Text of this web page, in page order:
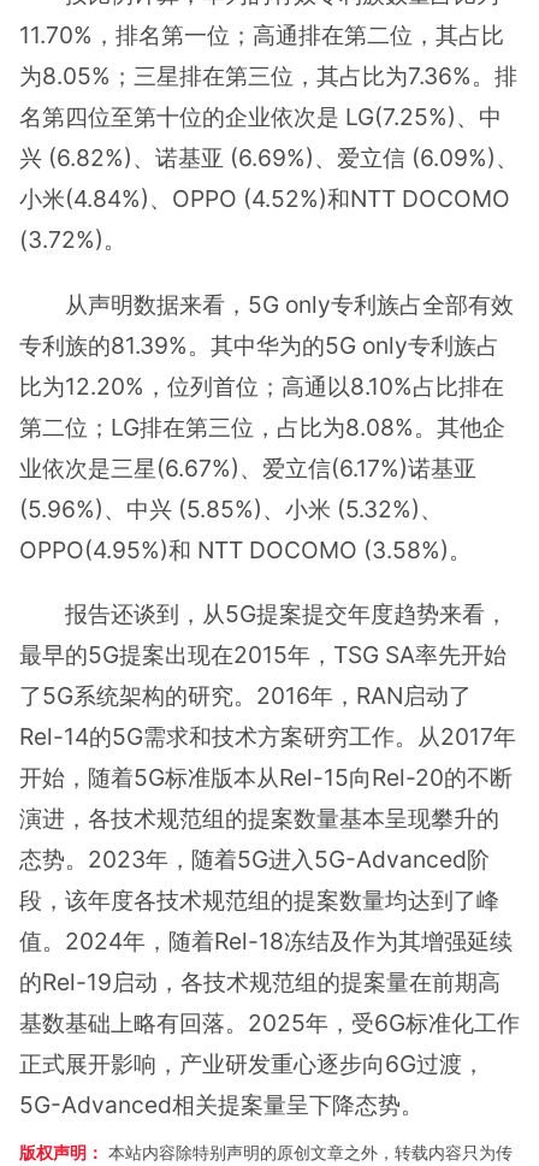
11.70%，排名第一位；高通排在第二位，其占比
为8.05%；三星排在第三位，其占比为7.36%。排
名第四位至第十位的企业依次是 LG(7.25%)、中
兴 (6.82%)、诺基亚 (6.69%)、爱立信 (6.09%)、
小米(4.84%)、OPPO (4.52%)和NTT DOCOMO
(3.72%)。
从声明数据来看，5G only专利族占全部有效
专利族的81.39%。其中华为的5G only专利族占
比为12.20%，位列首位；高通以8.10%占比排在
第二位；LG排在第三位，占比为8.08%。其他企
业依次是三星(6.67%)、爱立信(6.17%)诺基亚
(5.96%)、中兴 (5.85%)、小米 (5.32%)、
OPPO(4.95%)和 NTT DOCOMO (3.58%)。
报告还谈到，从5G提案提交年度趋势来看，
最早的5G提案出现在2015年，TSG SA率先开始
了5G系统架构的研究。2016年，RAN启动了
Rel-14的5G需求和技术方案研穷工作。从2017年
开始，随着5G标准版本从Rel-15向Rel-20的不断
演进，各技术规范组的提案数量基本呈现攀升的
态势。2023年，随着5G进入5G-Advanced阶
段，该年度各技术规范组的提案数量均达到了峰
值。2024年，随着Rel-18冻结及作为其增强延续
的Rel-19启动，各技术规范组的提案量在前期高
基数基础上略有回落。2025年，受6G标准化工作
正式展开影响，产业研发重心逐步向6G过渡，
5G-Advanced相关提案量呈下降态势。
版权声明： 本站内容除特别声明的原创文章之外，转载内容只为传